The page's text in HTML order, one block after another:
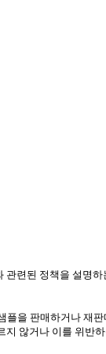
련된 정책을 설명
을 판매하거나 재
않거나 이를 위반